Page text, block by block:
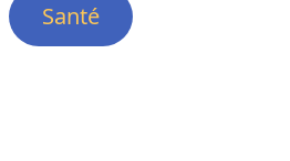
Santé